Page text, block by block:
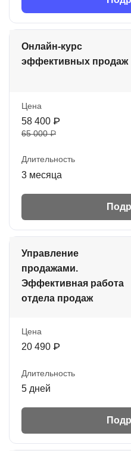
Онлайн-курс
эффективных продаж
Цена
58 400 ₽
65 000 ₽
Длительность
3 месяца
Управление
продажами.
Эффективная работа
отдела продаж
Цена
20 490 ₽
Длительность
5 дней